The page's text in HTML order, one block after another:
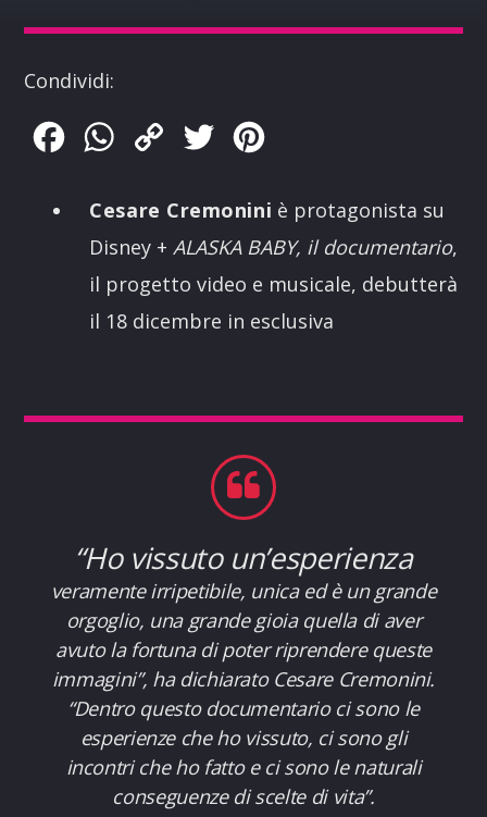
Condividi:
FacebookWhatsApp
Copy
Twitter
Cesare Cremonini è protagonista su
Disney +ALASKA BABY, il documentario,
il progetto video e musicale, debutterà
il 18 dicembre in esclusiva
“Ho vissuto un’esperienza
veramente irripetibile, unica ed è un grande
orgoglio, una grande gioia quella di aver
avuto la fortuna di poter riprendere queste
immagini”, ha dichiarato Cesare Cremonini.
“Dentro questo documentario ci sono le
esperienze che ho vissuto, ci sono gli
incontri che ho fatto e ci sono le naturali
conseguenze di scelte di vita”.